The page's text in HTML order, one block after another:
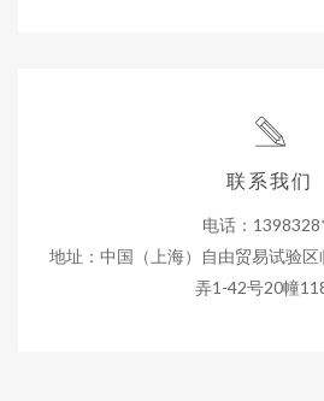
联系我们
电话：
地址：中国（上海）自由贸易试验
弄1-42号20幢